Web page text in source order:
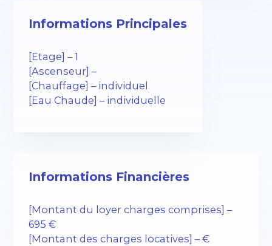
Informations Principales
[Etage] – 1
[Ascenseur] –
[Chauffage] – individuel
[Eau Chaude] – individuelle
Informations Financières
[Montant du loyer charges comprises] –
695 €
[Montant des charges locatives] – €